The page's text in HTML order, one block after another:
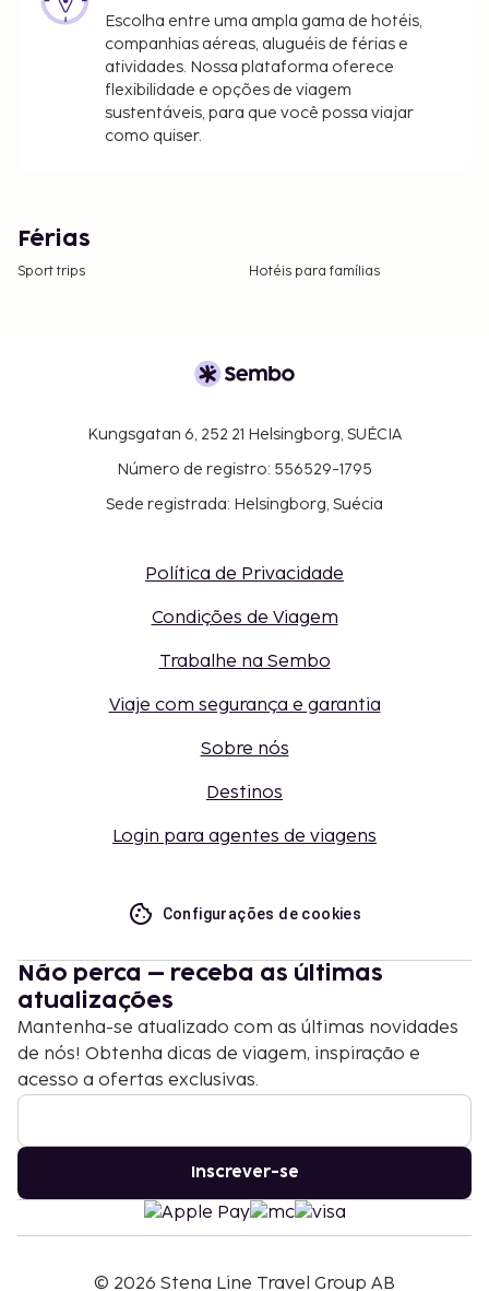
Escolha entre uma ampla gama de hotéis,
companhias aéreas, aluguéis de férias e
atividades. Nossa plataforma oferece
flexibilidade e opções de viagem
sustentáveis, para que você possa viajar
como quiser.
Férias
Sport trips Hotéis para famílias
Kungsgatan 6, 252 21 Helsingborg, SUÉCIA
Número de registro: 556529-1795
Sede registrada: Helsingborg, Suécia
Política de Privacidade
Condições de Viagem
Trabalhe na Sembo
Viaje com segurança e garantia
Sobre nós
Destinos
Login para agentes de viagens
Configurações de cookies
Não perca – receba as últimas
atualizações
Mantenha-se atualizado com as últimas novidades
de nós! Obtenha dicas de viagem, inspiração e
acesso a ofertas exclusivas.
Inscrever-se
© 2026 Stena Line Travel Group AB